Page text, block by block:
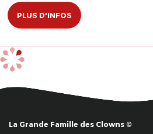
PLUS D'INFOS
La Grande Famille des Clowns ©